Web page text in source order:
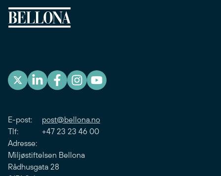
E-post: post@bellona.no
Tlf: +47 23 23 46 00
Adresse:
Miljøstiftelsen Bellona
Rådhusgata 28